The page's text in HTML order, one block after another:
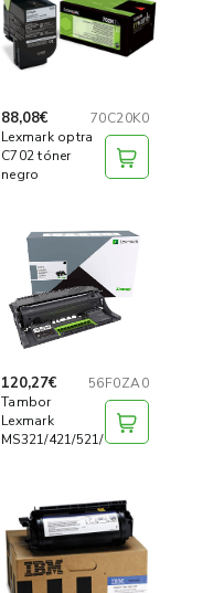
88,08€
70C20K0
Lexmark optra
C702 tóner
negro
120,27€
56F0ZA0
Tambor
Lexmark
MS321/421/521/MX421